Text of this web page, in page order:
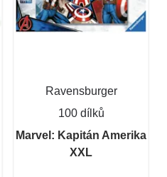
Ravensburger
100 dílků
Marvel: Kapitán Amerika
XXL